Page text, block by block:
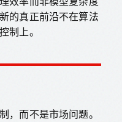
的真正前沿不在算法
制上。
，而不是市场问题。